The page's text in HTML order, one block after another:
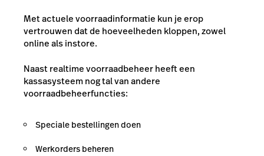
Met actuele voorraadinformatie kun je erop
vertrouwen dat de hoeveelheden kloppen, zowel
online als instore.
Naast realtime voorraadbeheer heeft een
kassasysteem nog tal van andere
voorraadbeheerfuncties:
Speciale bestellingen doen
Werkorders beheren